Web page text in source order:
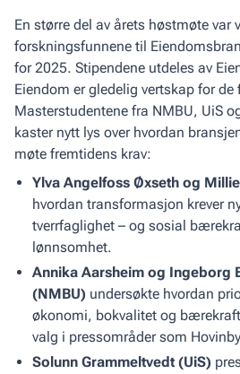
En større del av årets høstmøte var
forskningsfunnene til
for 2025. Stipendene utdeles av
Eiendom er gledelig vertskap for
Masterstudentene fra NMBU, UiS
kaster nytt lys over hvordan
møte fremtidens krav:
Ylva Angelfoss Øxseth og
hvordan transformasjon krever
tverrfaglighet – og sosial
lønnsomhet.
Annika Aarsheim og Ingeborg
(NMBU) undersøkte hvordan
økonomi, bokvalitet og
valg i pressområder som
Solunn Grammeltvedt (UiS)